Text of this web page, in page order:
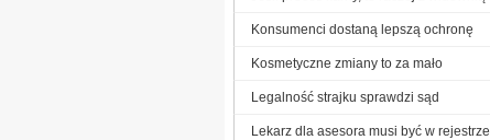
Konsumenci dostaną lepszą ochronę
Kosmetyczne zmiany to za mało
Legalność strajku sprawdzi sąd
Lekarz dla asesora musi być w rejestrze